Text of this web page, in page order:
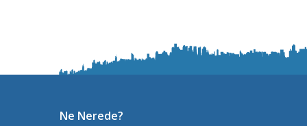
Ne Nerede?